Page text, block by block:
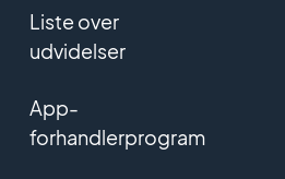
Liste over
udvidelser
App-
forhandlerprogram